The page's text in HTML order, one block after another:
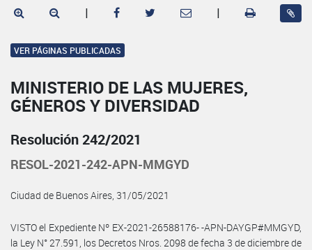
| |
VER PÁGINAS PUBLICADAS
MINISTERIO DE LAS MUJERES,
GÉNEROS Y DIVERSIDAD
Resolución 242/2021
RESOL-2021-242-APN-MMGYD
Ciudad de Buenos Aires, 31/05/2021
VISTO el Expediente Nº EX-2021-26588176- -APN-DAYGP#MMGYD,
la Ley N° 27.591, los Decretos Nros. 2098 de fecha 3 de diciembre de